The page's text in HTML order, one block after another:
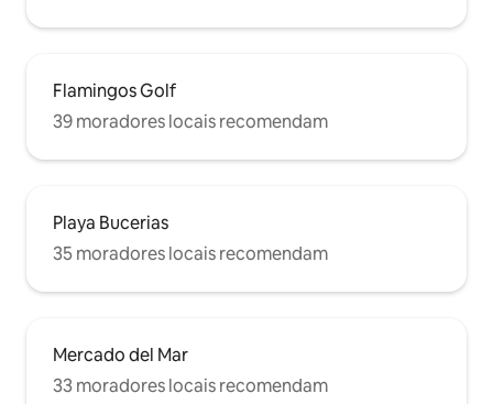
Flamingos Golf
39 moradores locais recomendam
Playa Bucerias
35 moradores locais recomendam
Mercado del Mar
33 moradores locais recomendam